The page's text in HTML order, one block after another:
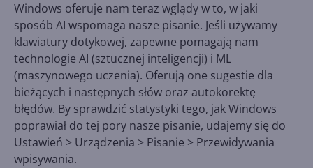
Windows oferuje nam teraz wglądy w to, w jaki
sposób AI wspomaga nasze pisanie. Jeśli używamy
klawiatury dotykowej, zapewne pomagają nam
technologie AI (sztucznej inteligencji) i ML
(maszynowego uczenia). Oferują one sugestie dla
bieżących i następnych słów oraz autokorektę
błędów. By sprawdzić statystyki tego, jak Windows
poprawiał do tej pory nasze pisanie, udajemy się do
Ustawień > Urządzenia > Pisanie > Przewidywania
wpisywania.